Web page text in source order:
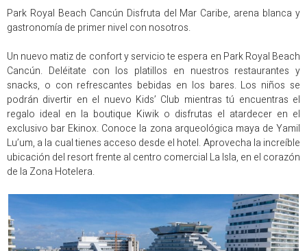
Park Royal Beach Cancún Disfruta del Mar Caribe, arena blanca y
gastronomía de primer nivel con nosotros.
Un nuevo matiz de confort y servicio te espera en Park Royal Beach
Cancún. Deléitate con los platillos en nuestros restaurantes y
snacks, o con refrescantes bebidas en los bares. Los niños se
podrán divertir en el nuevo Kids’ Club mientras tú encuentras el
regalo ideal en la boutique Kiwik o disfrutas el atardecer en el
exclusivo bar Ekinox. Conoce la zona arqueológica maya de Yamil
Lu’um, a la cual tienes acceso desde el hotel. Aprovecha la increíble
ubicación del resort frente al centro comercial La Isla, en el corazón
de la Zona Hotelera.